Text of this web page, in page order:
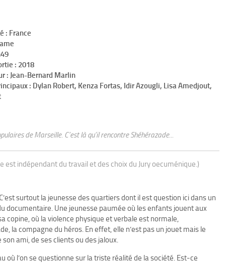
: France
: 2018
: Jean-Bernard Marlin
: Dylan Robert, Kenza Fortas, Idir Azougli, Lisa Amedjout,
de Marseille. C’est là qu’il rencontre Shéhérazade...
indépendant du travail et des choix du Jury oecuménique.)
surtout la jeunesse des quartiers dont il est question ici dans un
documentaire. Une jeunesse paumée où les enfants jouent aux
copine, où la violence physique et verbale est normale,
la compagne du héros. En effet, elle n’est pas un jouet mais le
ami, de ses clients ou des jaloux.
où l’on se questionne sur la triste réalité de la société. Est-ce